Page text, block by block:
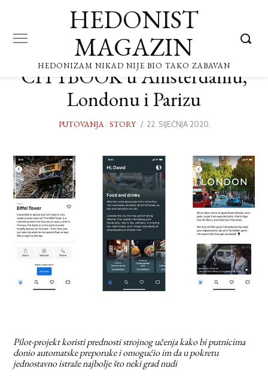
HEDONIST
MAGAZIN
HEDONIZAM NIKAD NIJE BIO TAKO ZABAVAN
CITYBOOK u Amsterdamu,
Londonu i Parizu
PUTOVANJA/STORY
POSTED
22. SIJEČNJA 2020.
Pilot-projekt koristi prednosti strojnog učenja kako bi putnicima
donio automatske preporuke i omogućio im da u pokretu
jednostavno istraže najbolje što neki grad nudi